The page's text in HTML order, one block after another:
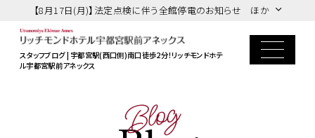
【8月17日(月)】法定点検に伴う全館停電のお知らせ ほか
スタッフブログ | 宇都宮駅(西口側)南口徒歩2分！リッチモンドホテ
ル宇都宮駅前アネックス
Blog